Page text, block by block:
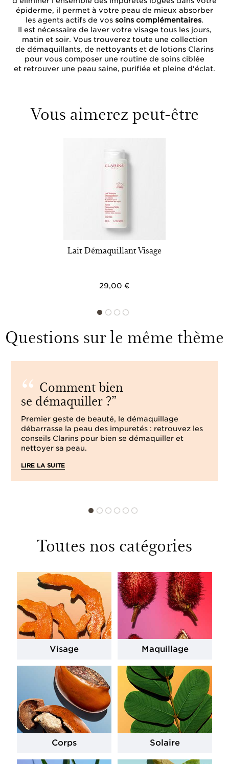
épiderme, il permet à votre peau de mieux absorber
les agents actifs de vos soins complémentaires.
Il est nécessaire de laver votre visage tous les jours,
matin et soir. Vous trouverez toute une collection
de démaquillants, de nettoyants et de lotions Clarins
pour vous composer une routine de soins ciblée
et retrouver une peau saine, purifiée et pleine d'éclat.
Vous aimerez peut-être
Lait Démaquillant​ Visage​
29,00 €
Questions sur le même thème
Comment bien
se démaquiller ?
Premier geste de beauté, le démaquillage
débarrasse la peau des impuretés : retrouvez les
conseils Clarins pour bien se démaquiller et
nettoyer sa peau.
LIRE LA SUITE
Toutes nos catégories
Visage Maquillage
Corps Solaire